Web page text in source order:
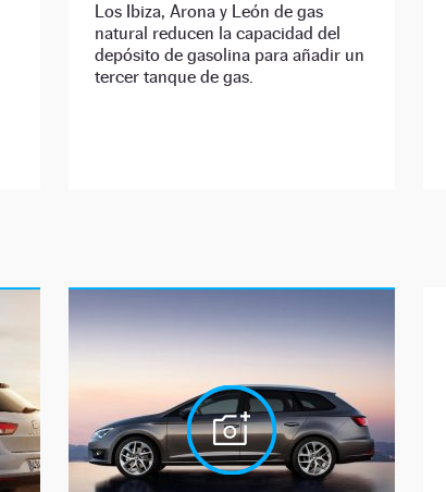
Los Ibiza, Arona y León de gas
natural reducen la capacidad del
depósito de gasolina para añadir un
tercer tanque de gas.